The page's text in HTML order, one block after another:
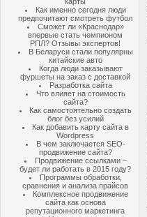
Как именно сегодня люди
предпочитают смотреть футбол
Сможет ли «Краснодар»
впервые стать чемпионом
РПЛ? Отзывы экспертов!
В Беларуси стали популярны
китайские авто
Когда люди заказывают
фуршеты на заказ с доставкой
Разработка сайта
Что влияет на стоимость
сайта?
Как самостоятельно создать
блог без усилий
Как добавить карту сайта в
Wordpress
В чем заключается SEO-
продвижение сайта?
Продвижение ссылками –
будет ли работать в 2015 году?
Программы обработки,
сравнения и анализа прайсов
Комплексное продвижение
сайта как основа
репутационного маркетинга